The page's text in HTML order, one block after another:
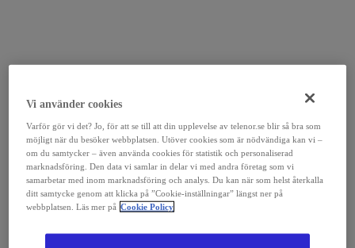
Vi använder cookies
Varför gör vi det? Jo, för att se till att din upplevelse av telenor.se blir så bra som
möjligt när du besöker webbplatsen. Utöver cookies som är nödvändiga kan vi –
om du samtycker – även använda cookies för statistik och personaliserad
marknadsföring. Den data vi samlar in delar vi med andra företag som vi
samarbetar med inom marknadsföring och analys. Du kan när som helst återkalla
ditt samtycke genom att klicka på ”Cookie-inställningar” längst ner på
webbplatsen. Läs mer på Cookie Policy